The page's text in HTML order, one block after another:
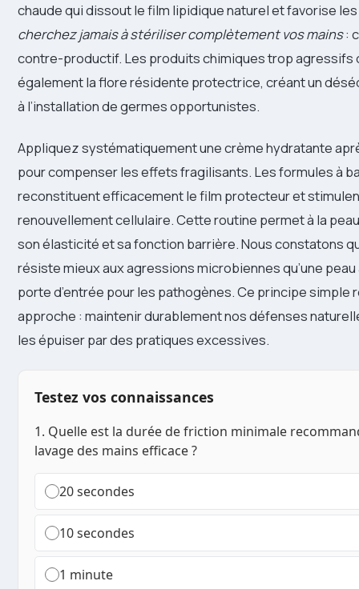
chaude qui dissout le film lipidique naturel et favorise
cherchez jamais à stériliser complètement vos mains:
contre-productif. Les produits chimiques trop agressifs
également la flore résidente protectrice, créant un
à l’installation de germes opportunistes.
Appliquez systématiquement une crème hydratante
pour compenser les effets fragilisants. Les formules à
reconstituent efficacement le film protecteur et
renouvellement cellulaire. Cette routine permet à la
son élasticité et sa fonction barrière. Nous constatons
résiste mieux aux agressions microbiennes qu’une
porte d’entrée pour les pathogènes. Ce principe simple
approche : maintenir durablement nos défenses
les épuiser par des pratiques excessives.
Testez vos connaissances
1. Quelle est la durée de friction minimale
lavage des mains efficace ?
20 secondes
10 secondes
1 minute